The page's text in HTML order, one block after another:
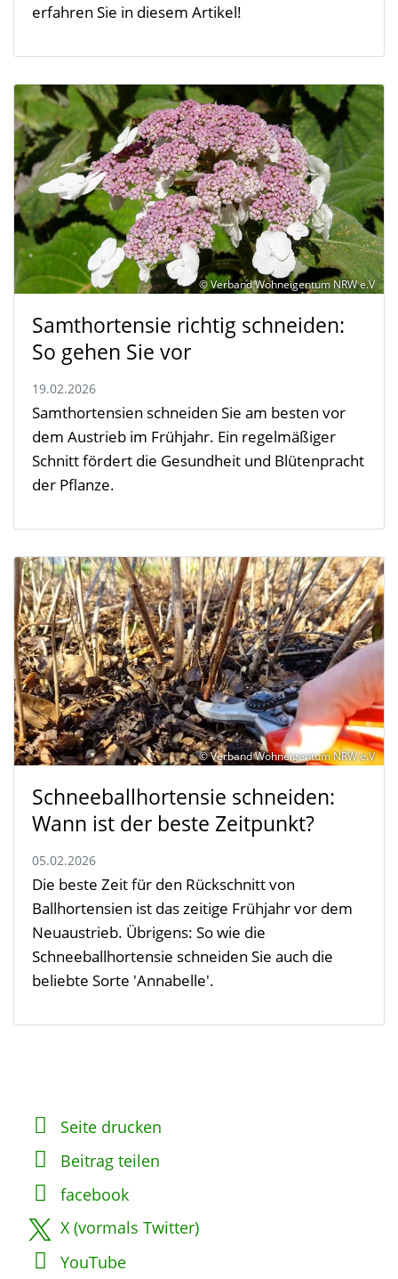
erfahren Sie in diesem Artikel!
© Verband Wohneigentum NRW e.V
Samthortensie richtig schneiden:
So gehen Sie vor
19.02.2026
Samthortensien schneiden Sie am besten vor
dem Austrieb im Frühjahr. Ein regelmäßiger
Schnitt fördert die Gesundheit und Blütenpracht
der Pflanze.
© Verband Wohneigentum NRW e.V
Schneeballhortensie schneiden:
Wann ist der beste Zeitpunkt?
05.02.2026
Die beste Zeit für den Rückschnitt von
Ballhortensien ist das zeitige Frühjahr vor dem
Neuaustrieb. Übrigens: So wie die
Schneeballhortensie schneiden Sie auch die
beliebte Sorte 'Annabelle'.
Seite drucken
Beitrag teilen
facebook
X (vormals Twitter)
YouTube